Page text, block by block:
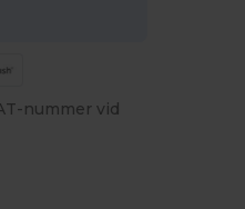
nummer vid